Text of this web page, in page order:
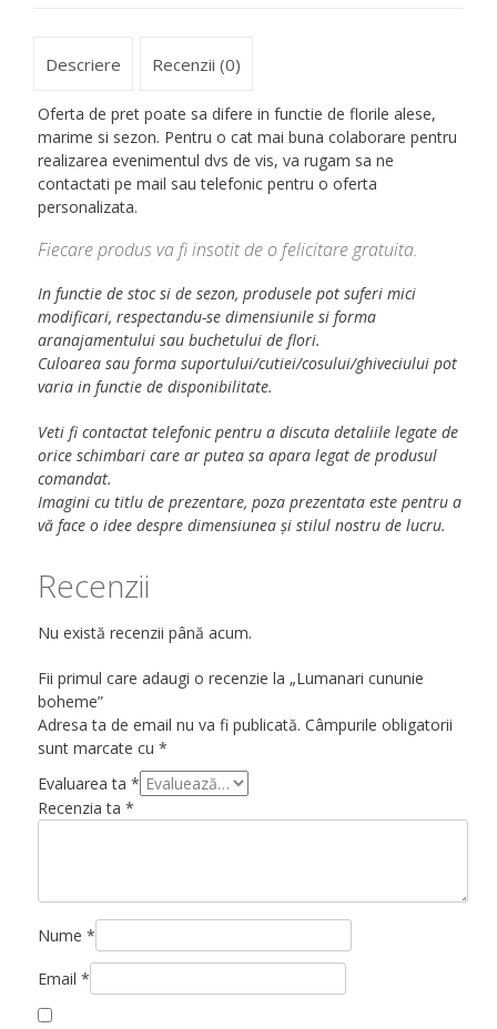
Descriere Recenzii (0)
Oferta de pret poate sa difere in functie de florile alese,
marime si sezon. Pentru o cat mai buna colaborare pentru
realizarea evenimentul dvs de vis, va rugam sa ne
contactati pe mail sau telefonic pentru o oferta
personalizata.
Fiecare produs va fi insotit de o felicitare gratuita.
In functie de stoc si de sezon, produsele pot suferi mici
modificari, respectandu-se dimensiunile si forma
aranajamentului sau buchetului de flori.
Culoarea sau forma suportului/cutiei/cosului/ghiveciului pot
varia in functie de disponibilitate.
Veti fi contactat telefonic pentru a discuta detaliile legate de
orice schimbari care ar putea sa apara legat de produsul
comandat.
Imagini cu titlu de prezentare, poza prezentata este pentru a
vă face o idee despre dimensiunea și stilul nostru de lucru.
Recenzii
Nu există recenzii până acum.
Fii primul care adaugi o recenzie la „Lumanari cununie
boheme”
Adresa ta de email nu va fi publicată. Câmpurile obligatorii
sunt marcate cu *
Evaluarea ta *
Recenzia ta *
Nume *
Email *